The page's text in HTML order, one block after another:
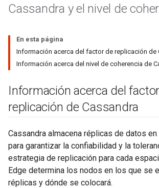
Cassandra y el nivel de
En esta página
Información acerca del factor de replicación de
Información acerca del nivel de coherencia de
Información acerca del
replicación de Cassandra
Cassandra almacena réplicas de datos
para garantizar la confiabilidad y la
estrategia de replicación para cada
Edge determina los nodos en los que se
réplicas y dónde se colocará.